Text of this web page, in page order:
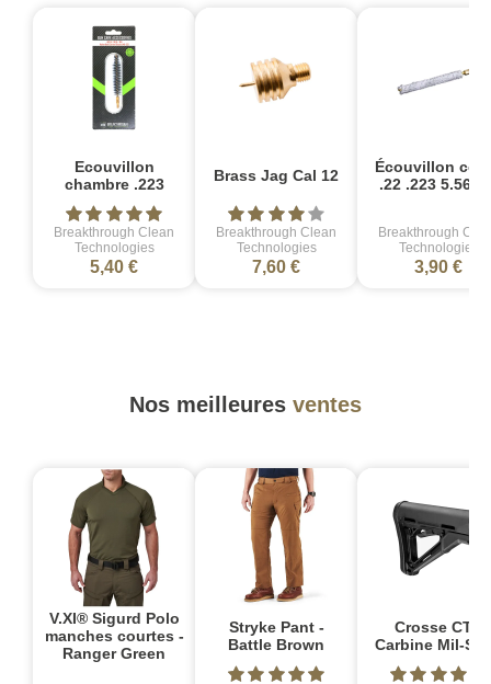
Ecouvillon
chambre .223
Breakthrough Clean
Technologies
5,40 €
Brass Jag Cal 12
Breakthrough Clean
Technologies
7,60 €
Écouvillon
.22 .223
Breakthrough
Technologies
3,90 €
Nos meilleures ventes
V.XI® Sigurd Polo
manches courtes -
Ranger Green
Stryke Pant -
Battle Brown
Crosse CTR
Carbine Mil-